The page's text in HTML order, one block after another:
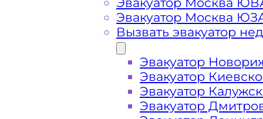
Погрузим бережно- в наличии
автомобиля по району Орехово-
Перевезём аккуратно- за рулем
Эвакуатор Москва
Вызвать эвакуатор
Эвакуатор
Эвакуатор
Эвакуатор
Эвакуатор